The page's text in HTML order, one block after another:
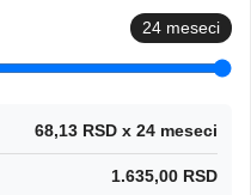
24 meseci
68,13 RSD x 24 meseci
1.635,00 RSD